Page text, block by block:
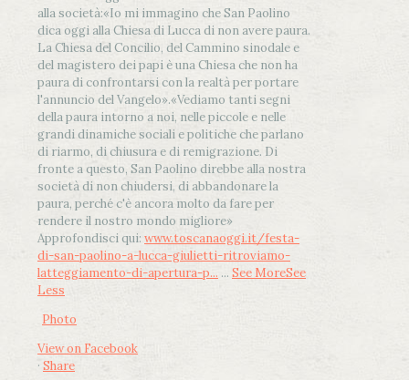
alla società:«Io mi immagino che San Paolino
dica oggi alla Chiesa di Lucca di non avere paura.
La Chiesa del Concilio, del Cammino sinodale e
del magistero dei papi è una Chiesa che non ha
paura di confrontarsi con la realtà per portare
l'annuncio del Vangelo».«Vediamo tanti segni
della paura intorno a noi, nelle piccole e nelle
grandi dinamiche sociali e politiche che parlano
di riarmo, di chiusura e di remigrazione. Di
fronte a questo, San Paolino direbbe alla nostra
società di non chiudersi, di abbandonare la
paura, perché c'è ancora molto da fare per
rendere il nostro mondo migliore»
Approfondisci qui: www.toscanaoggi.it/festa-
di-san-paolino-a-lucca-giulietti-ritroviamo-
latteggiamento-di-apertura-p... ... See MoreSee
Less
Photo
View on Facebook
· Share